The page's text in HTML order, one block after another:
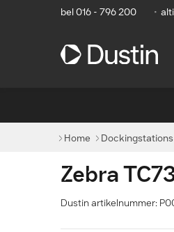
bel 016 - 796 200 •
Home
Zebra
Dustin artikelnummer: